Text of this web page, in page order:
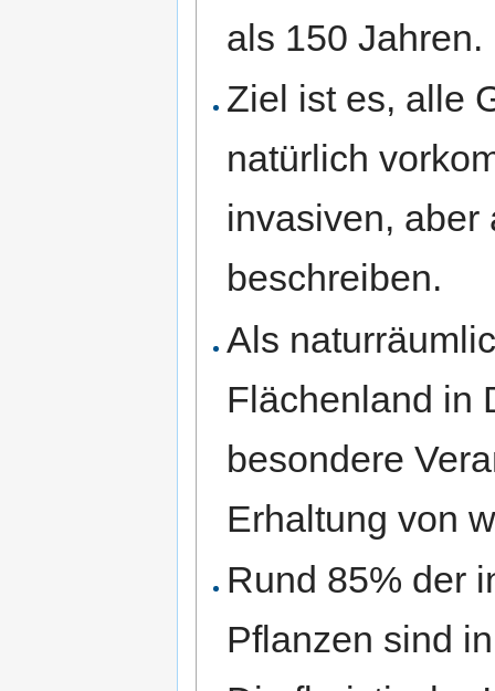
als 150 Jahren.
Ziel ist es, alle
natürlich
invasiven, aber
beschreiben.
Als
Flächenland in
besondere
Erhaltung von
Rund 85% der
Pflanzen sind